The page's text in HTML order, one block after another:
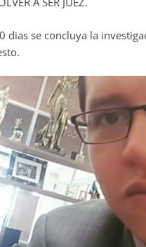
dias se concluya la